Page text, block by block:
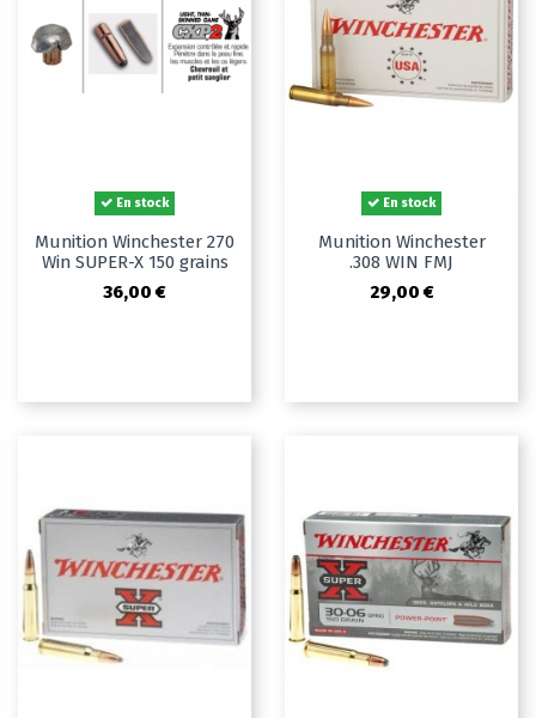
En stock
Munition Winchester 270
Win SUPER-X 150 grains
36,00 €
En stock
Munition Winchester
.308 WIN FMJ
29,00 €